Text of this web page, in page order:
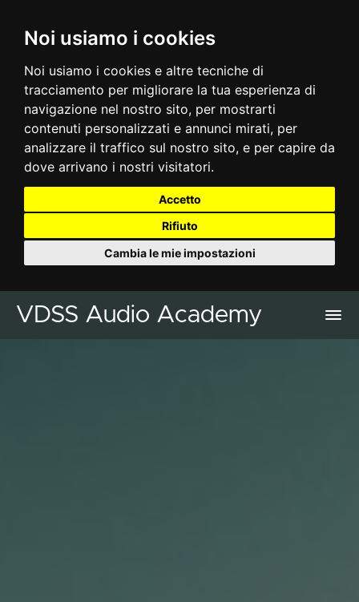
Noi usiamo i cookies
Noi usiamo i cookies e altre tecniche di
tracciamento per migliorare la tua esperienza di
navigazione nel nostro sito, per mostrarti
contenuti personalizzati e annunci mirati, per
analizzare il traffico sul nostro sito, e per capire da
dove arrivano i nostri visitatori.
Accetto
Rifiuto
Cambia le mie impostazioni
VDSS Audio Academy